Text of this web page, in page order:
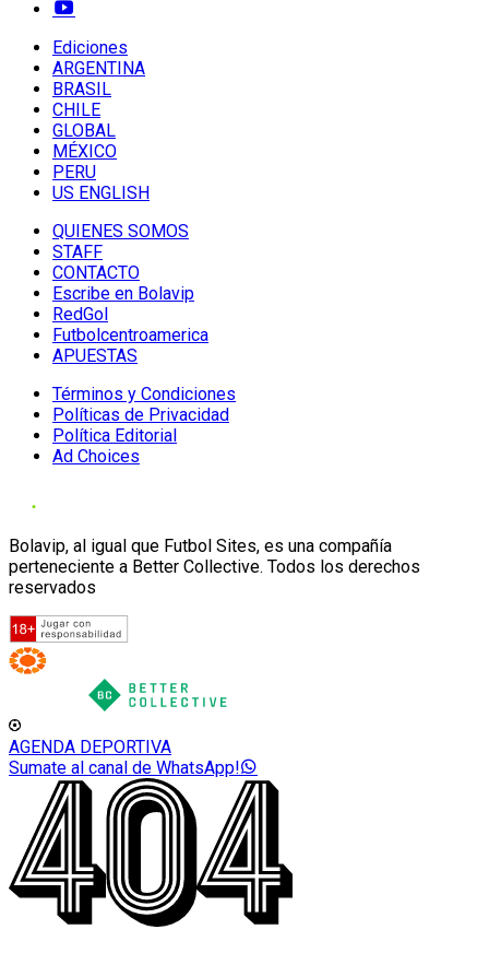
Ediciones
ARGENTINA
BRASIL
CHILE
GLOBAL
MÉXICO
PERU
US ENGLISH
QUIENES SOMOS
STAFF
CONTACTO
Escribe en Bolavip
RedGol
Futbolcentroamerica
APUESTAS
Términos y Condiciones
Políticas de Privacidad
Política Editorial
Ad Choices
Bolavip, al igual que Futbol Sites, es una compañía
perteneciente a Better Collective. Todos los derechos
reservados
AGENDA DEPORTIVA
Sumate al canal de WhatsApp!